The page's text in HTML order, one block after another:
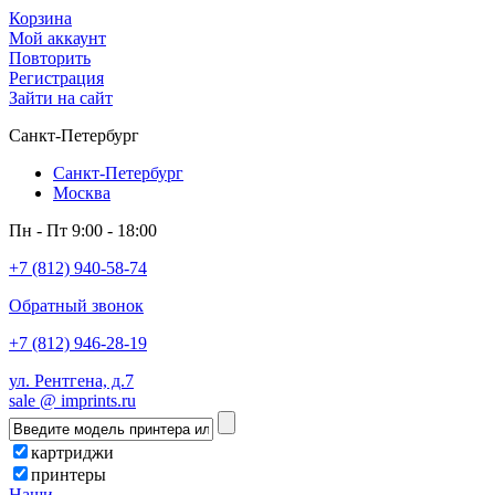
Корзина
Мой аккаунт
Повторить
Регистрация
Зайти на сайт
Санкт-Петербург
Санкт-Петербург
Москва
Пн - Пт 9:00 - 18:00
+7 (812) 940-58-74
Обратный звонок
+7 (812) 946-28-19
ул. Рентгена, д.7
sale @ imprints.ru
картриджи
принтеры